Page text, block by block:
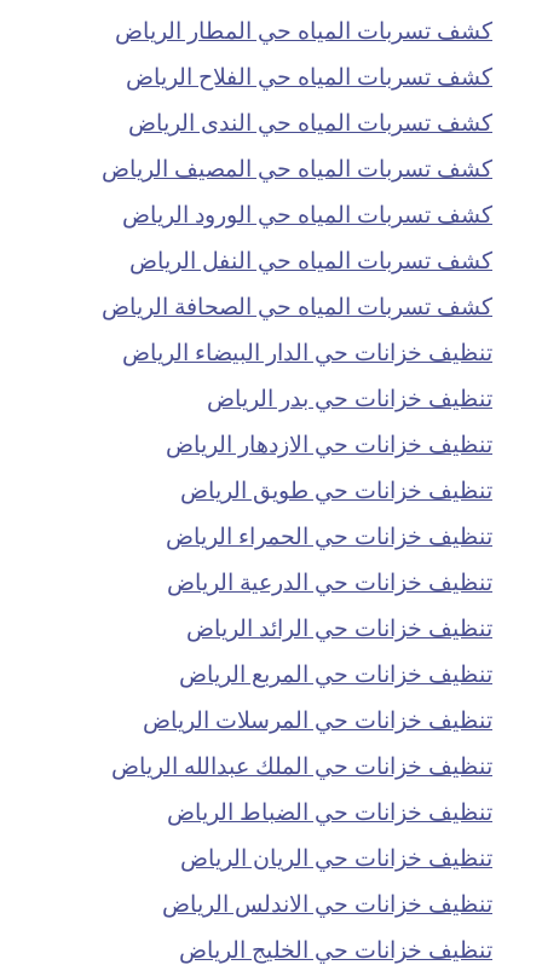
كشف تسربات المياه حي المطار الرياض
كشف تسربات المياه حي الفلاح الرياض
كشف تسربات المياه حي الندى الرياض
كشف تسربات المياه حي المصيف الرياض
كشف تسربات المياه حي الورود الرياض
كشف تسربات المياه حي النفل الرياض
كشف تسربات المياه حي الصحافة الرياض
تنظيف خزانات حي الدار البيضاء الرياض
تنظيف خزانات حي بدر الرياض
تنظيف خزانات حي الازدهار الرياض
تنظيف خزانات حي طويق الرياض
تنظيف خزانات حي الحمراء الرياض
تنظيف خزانات حي الدرعية الرياض
تنظيف خزانات حي الرائد الرياض
تنظيف خزانات حي المربع الرياض
تنظيف خزانات حي المرسلات الرياض
تنظيف خزانات حي الملك عبدالله الرياض
تنظيف خزانات حي الضباط الرياض
تنظيف خزانات حي الريان الرياض
تنظيف خزانات حي الاندلس الرياض
تنظيف خزانات حي الخليج الرياض